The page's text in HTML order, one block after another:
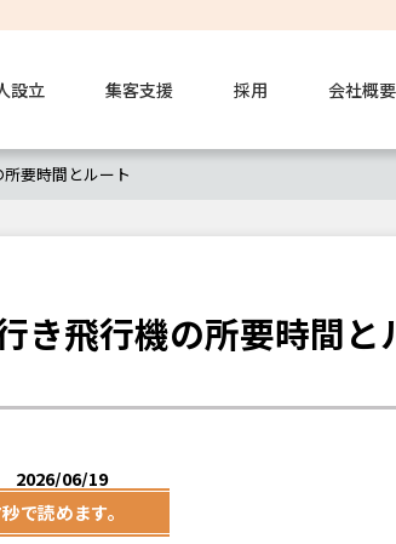
設立 集客支援 採用 会社概要
要時間とルート
き飛行機の所要時間と
2026/06/19
で読めます。